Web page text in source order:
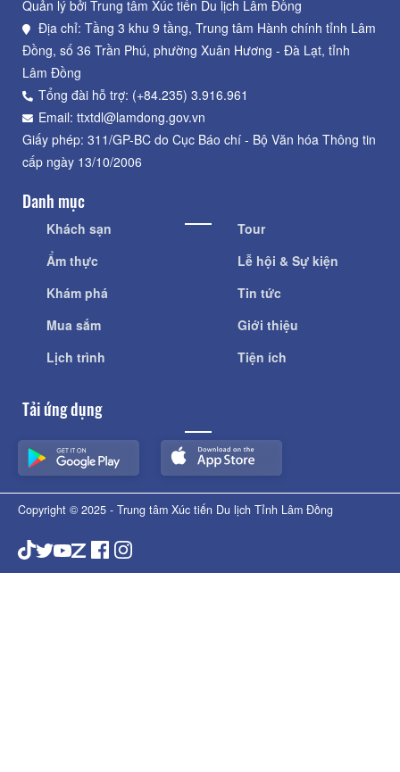
Quản lý bởi Trung tâm Xúc tiến Du lịch Lâm Đồng
Địa chỉ: Tầng 3 khu 9 tầng, Trung tâm Hành chính tỉnh Lâm
Đồng, số 36 Trần Phú, phường Xuân Hương - Đà Lạt, tỉnh
Lâm Đồng
Tổng đài hỗ trợ: (+84.235) 3.916.961
Email: ttxtdl@lamdong.gov.vn
Giấy phép: 311/GP-BC do Cục Báo chí - Bộ Văn hóa Thông tin
cấp ngày 13/10/2006
Danh mục
Khách sạn
Ẩm thực
Khám phá
Mua sắm
Lịch trình
Tour
Lễ hội & Sự kiện
Tin tức
Giới thiệu
Tiện ích
Tải ứng dụng
Copyright © 2025 - Trung tâm Xúc tiến Du lịch Tỉnh Lâm Đồng